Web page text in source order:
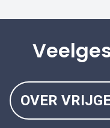
OVER